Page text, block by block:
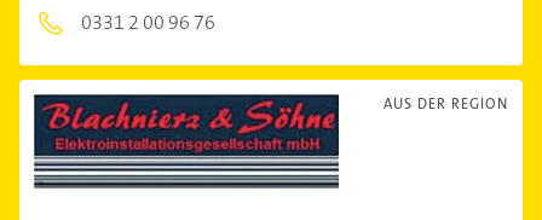
0331 2 00 96 76
AUS DER REGION